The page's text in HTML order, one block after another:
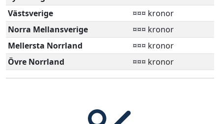
Västsverige
¤¤¤ kronor
Norra Mellansverige
¤¤¤ kronor
Mellersta Norrland
¤¤¤ kronor
Övre Norrland
¤¤¤ kronor